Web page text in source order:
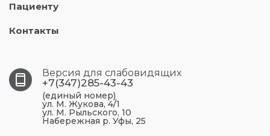
Пациенту
Контакты
Версия для слабовидящих
+7(347)285-43-43
(единый номер)
ул. М. Жукова, 4/1
ул. М. Рыльского, 10
Набережная р. Уфы, 25